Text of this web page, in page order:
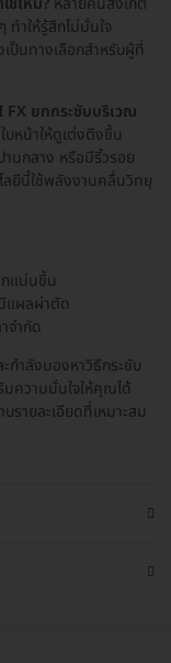
ทำให้รู้สึกไม่มั่นใจ
ป็นทางเลือกสำหรับผู้ที่
ยกกระชับบริเวณ
บหน้าให้ดูเต่งตึงขึ้น
นกลาง หรือมีริ้วรอย
ลยีนี้ใช้พลังงานคลื่นวิทยุ
กแน่นขึ้น
แผลผ่าตัด
จำกัด
ำลังมองหาวิธีกระชับ
มความมั่นใจให้คุณได้
ายละเอียดที่เหมาะสม